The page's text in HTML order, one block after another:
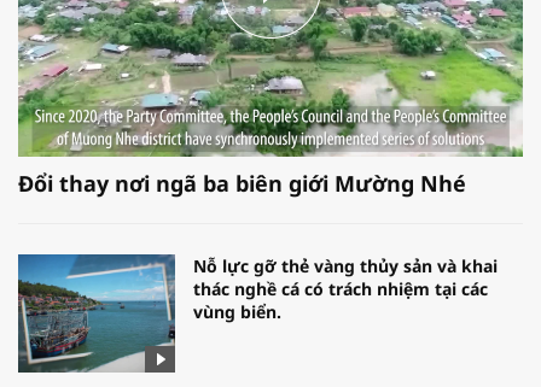
Đổi thay nơi ngã ba biên giới Mường Nhé
Nỗ lực gỡ thẻ vàng thủy sản và khai
thác nghề cá có trách nhiệm tại các
vùng biển.